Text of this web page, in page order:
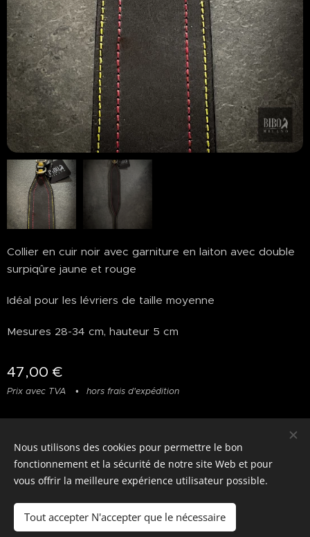
Collier en cuir noir avec garniture en laiton avec double
surpiqûre jaune et rouge
Idéal pour les lévriers de taille moyenne
Mesures 28-34 cm, hauteur 5 cm
47,00 €
Prix avec TVA hors frais d'expédition
© photostylist.it- 2026 All rights reserved Cookies
Langues
Nous utilisons des cookies pour permettre le bon
fonctionnement et la sécurité de notre site Web et pour
vous offrir la meilleure expérience utilisateur possible.
Tout accepter N'accepter que le nécessaire